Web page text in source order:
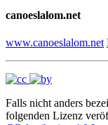
canoeslalom.net
www.canoeslalom.net
Falls nicht anders
folgenden Lizenz